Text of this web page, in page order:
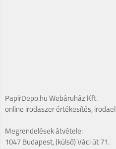
PapírDepo.hu Webáruház Kft.
online irodaszer értékesítés,
Megrendelések átvétele:
1047 Budapest, (külső) Váci út 71.